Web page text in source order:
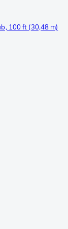
100 ft (30,48 m)